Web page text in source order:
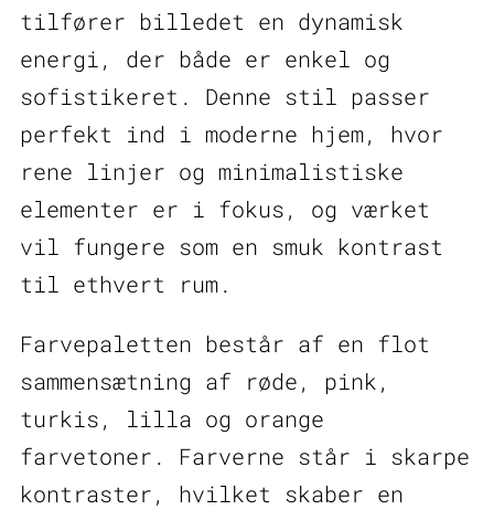
tilfører billedet en dynamisk
energi, der både er enkel og
sofistikeret. Denne stil passer
perfekt ind i moderne hjem, hvor
rene linjer og minimalistiske
elementer er i fokus, og værket
vil fungere som en smuk kontrast
til ethvert rum.
Farvepaletten består af en flot
sammensætning af røde, pink,
turkis, lilla og orange
farvetoner. Farverne står i skarpe
kontraster, hvilket skaber en